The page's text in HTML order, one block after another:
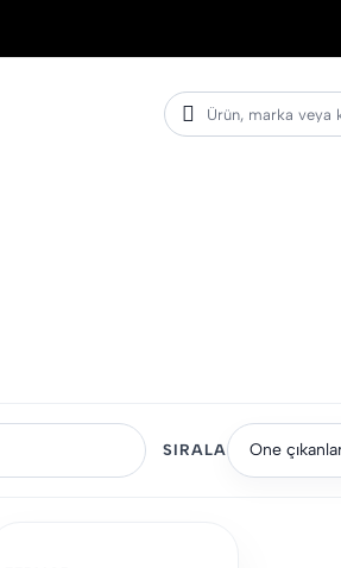
Ürün, marka veya
SIRALA Öne